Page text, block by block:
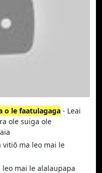
o le faatulagaga - Leai
ole suiga ole
vitiō ma leo mai le
leo mai le alalaupapa